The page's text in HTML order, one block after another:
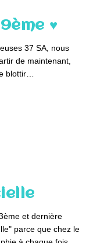
♥
37 SA, nous
de maintenant,
blottir…
et dernière
parce que chez le